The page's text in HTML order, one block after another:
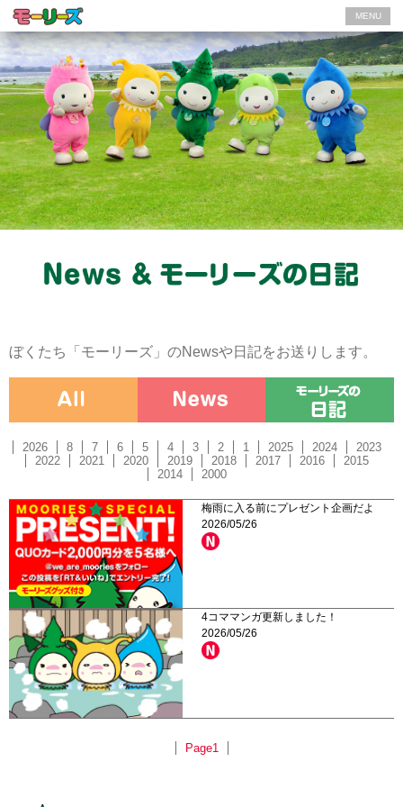
MENU
ぼくたち「モーリーズ」のNewsや日記をお送りします。
2026 8 7 6 5 4 3 2 1 2025 2024
2023
2022
2021 2020 2019 2018 2017 2016
2015
2014
2000
梅雨に入る前にプレゼント企画だよ
2026/05/26
4コママンガ更新しました！
2026/05/26
Page1